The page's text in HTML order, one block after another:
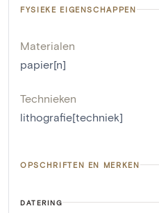
FYSIEKE EIGENSCHAPPEN
Materialen
papier[n]
Technieken
lithografie[techniek]
OPSCHRIFTEN EN MERKEN
DATERING